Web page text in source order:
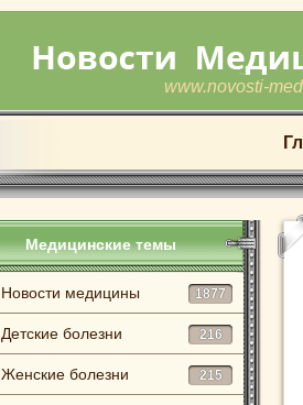
www.novosti-
Медицинские темы
Новости медицины 1877
Детские болезни 216
Женские болезни 215